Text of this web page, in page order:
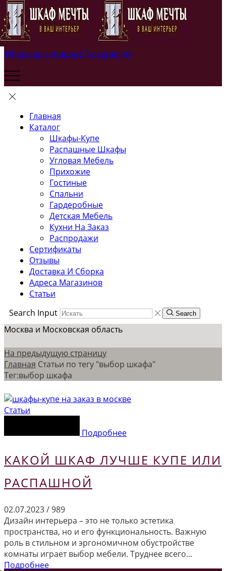
Whatsapp Untapped Telegram Vk
Главная
Каталог
Шкафы-Купе
Распашные Шкафы
Угловая Мебель
Прихожие
Гостиные
Спальни
Гардеробные
Детская Мебель
Кухни На Заказ
Распродажи
Сертификаты
Отзывы
Доставка И Сборка
Адреса Магазинов
Статьи
Search Input
Search
Москва и Московская область
На предыдущую страницу
Главная Статьи по тегу "выбор шкафа"
Тег:выбор шкафа
Статьи
Подробнее
КАКОЙ ШКАФ ЛУЧШЕ КУПЕ ИЛИ
РАСПАШНОЙ
02.07.2023/989
Дизайн интерьера – это не только эстетика
пространства, но и его функциональность. Важную
роль в стильном и эргономичном обустройстве
комнаты играет выбор мебели. Труднее всего...
Подробнее